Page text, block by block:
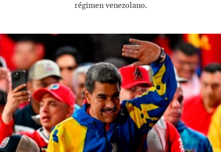
régimen venezolano.